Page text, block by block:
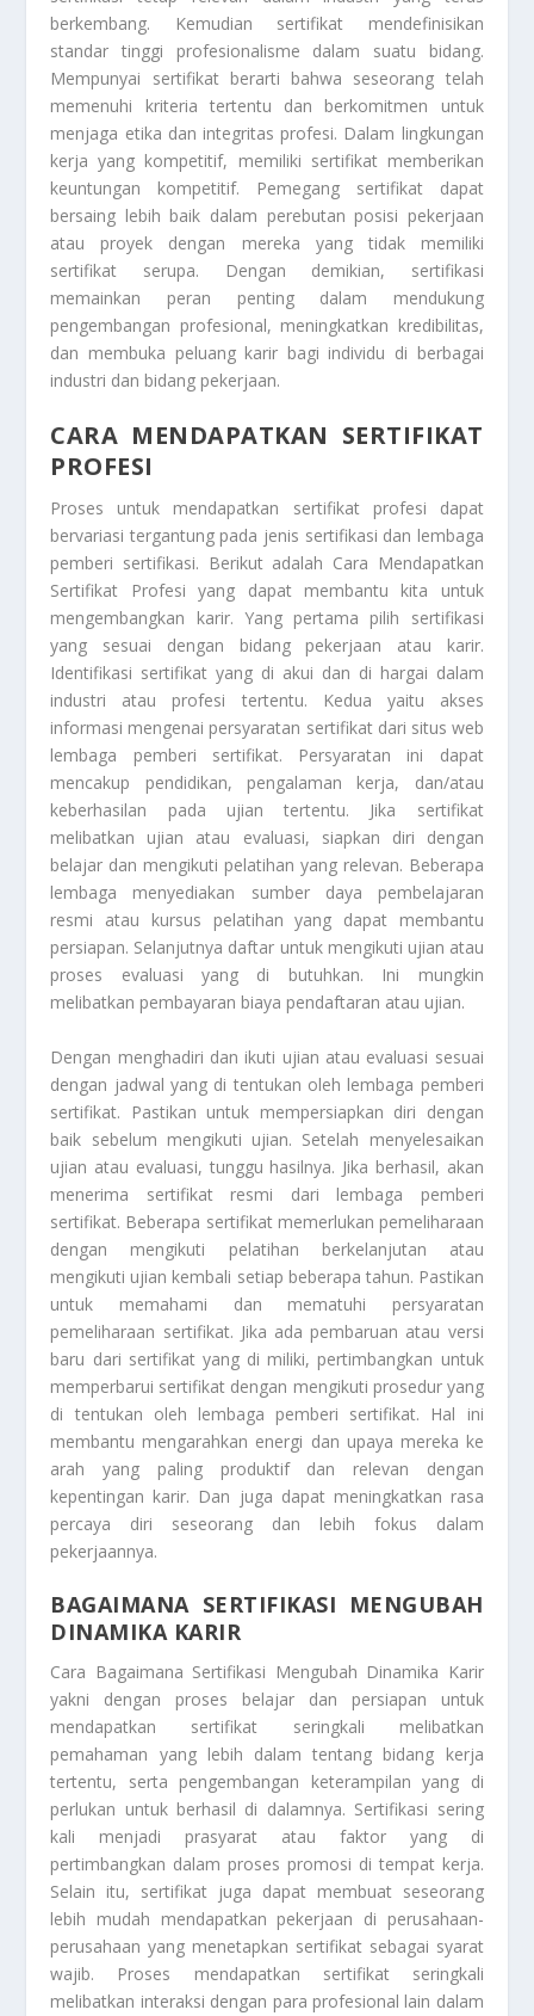
berkembang. Kemudian sertifikat mendefinisikan
standar tinggi profesionalisme dalam suatu bidang.
Mempunyai sertifikat berarti bahwa seseorang telah
memenuhi kriteria tertentu dan berkomitmen untuk
menjaga etika dan integritas profesi. Dalam lingkungan
kerja yang kompetitif, memiliki sertifikat memberikan
keuntungan kompetitif. Pemegang sertifikat dapat
bersaing lebih baik dalam perebutan posisi pekerjaan
atau proyek dengan mereka yang tidak memiliki
sertifikat serupa. Dengan demikian, sertifikasi
memainkan peran penting dalam mendukung
pengembangan profesional, meningkatkan kredibilitas,
dan membuka peluang karir bagi individu di berbagai
industri dan bidang pekerjaan.
CARA MENDAPATKAN SERTIFIKAT
PROFESI
Proses untuk mendapatkan sertifikat profesi dapat
bervariasi tergantung pada jenis sertifikasi dan lembaga
pemberi sertifikasi. Berikut adalah Cara Mendapatkan
Sertifikat Profesi yang dapat membantu kita untuk
mengembangkan karir. Yang pertama pilih sertifikasi
yang sesuai dengan bidang pekerjaan atau karir.
Identifikasi sertifikat yang di akui dan di hargai dalam
industri atau profesi tertentu. Kedua yaitu akses
informasi mengenai persyaratan sertifikat dari situs web
lembaga pemberi sertifikat. Persyaratan ini dapat
mencakup pendidikan, pengalaman kerja, dan/atau
keberhasilan pada ujian tertentu. Jika sertifikat
melibatkan ujian atau evaluasi, siapkan diri dengan
belajar dan mengikuti pelatihan yang relevan. Beberapa
lembaga menyediakan sumber daya pembelajaran
resmi atau kursus pelatihan yang dapat membantu
persiapan. Selanjutnya daftar untuk mengikuti ujian atau
proses evaluasi yang di butuhkan. Ini mungkin
melibatkan pembayaran biaya pendaftaran atau ujian.
Dengan menghadiri dan ikuti ujian atau evaluasi sesuai
dengan jadwal yang di tentukan oleh lembaga pemberi
sertifikat. Pastikan untuk mempersiapkan diri dengan
baik sebelum mengikuti ujian. Setelah menyelesaikan
ujian atau evaluasi, tunggu hasilnya. Jika berhasil, akan
menerima sertifikat resmi dari lembaga pemberi
sertifikat. Beberapa sertifikat memerlukan pemeliharaan
dengan mengikuti pelatihan berkelanjutan atau
mengikuti ujian kembali setiap beberapa tahun. Pastikan
untuk memahami dan mematuhi persyaratan
pemeliharaan sertifikat. Jika ada pembaruan atau versi
baru dari sertifikat yang di miliki, pertimbangkan untuk
memperbarui sertifikat dengan mengikuti prosedur yang
di tentukan oleh lembaga pemberi sertifikat. Hal ini
membantu mengarahkan energi dan upaya mereka ke
arah yang paling produktif dan relevan dengan
kepentingan karir. Dan juga dapat meningkatkan rasa
percaya diri seseorang dan lebih fokus dalam
pekerjaannya.
BAGAIMANA SERTIFIKASI MENGUBAH
DINAMIKA KARIR
Cara Bagaimana Sertifikasi Mengubah Dinamika Karir
yakni dengan proses belajar dan persiapan untuk
mendapatkan sertifikat seringkali melibatkan
pemahaman yang lebih dalam tentang bidang kerja
tertentu, serta pengembangan keterampilan yang di
perlukan untuk berhasil di dalamnya. Sertifikasi sering
kali menjadi prasyarat atau faktor yang di
pertimbangkan dalam proses promosi di tempat kerja.
Selain itu, sertifikat juga dapat membuat seseorang
lebih mudah mendapatkan pekerjaan di perusahaan-
perusahaan yang menetapkan sertifikat sebagai syarat
wajib. Proses mendapatkan sertifikat seringkali
melibatkan interaksi dengan para profesional lain dalam